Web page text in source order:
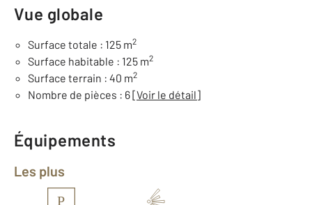
Vue globale
Surface totale : 125 m2
Surface habitable : 125 m2
Surface terrain : 40 m2
Nombre de pièces : 6[Voir le détail]
Équipements
Les plus
P